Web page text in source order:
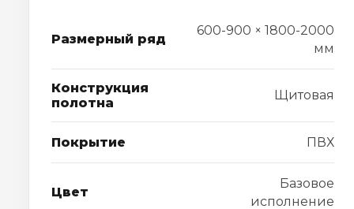
Размерный ряд
600-900 × 1800-2000
мм
Конструкция
полотна
Щитовая
Покрытие ПВХ
Цвет
Базовое
исполнение